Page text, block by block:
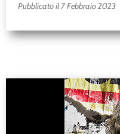
Pubblicato il 7 Febbraio 2023